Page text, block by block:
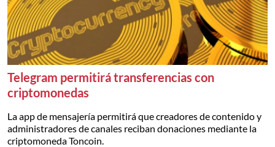
Telegram permitirá transferencias con
criptomonedas
La app de mensajería permitirá que creadores de contenido y
administradores de canales reciban donaciones mediante la
criptomoneda Toncoin.